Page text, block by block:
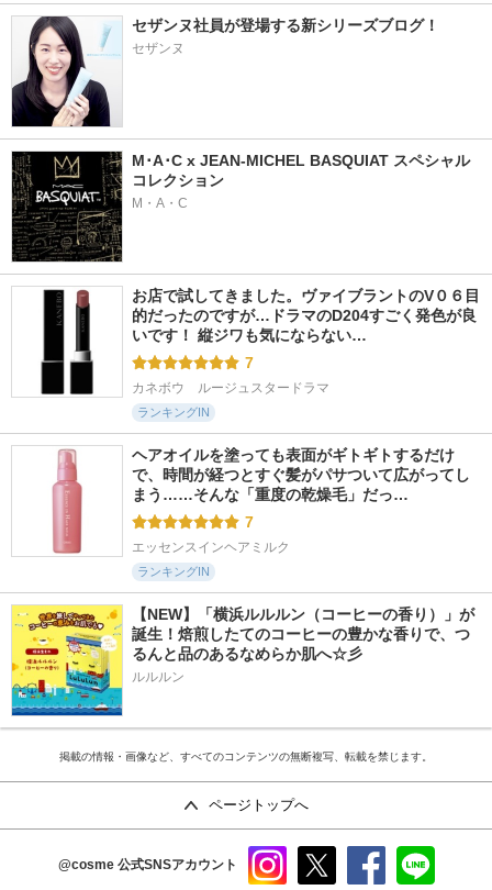
セザンヌ社員が登場する新シリーズブログ！
セザンヌ
M･A･C x JEAN-MICHEL BASQUIAT スペシャル
コレクション
M・A・C
お店で試してきました。ヴァイブラントのV０６目
的だったのですが…ドラマのD204すごく発色が良
いです！ 縦ジワも気にならない…
7
カネボウ　ルージュスタードラマ
ランキングIN
ヘアオイルを塗っても表面がギトギトするだけ
で、時間が経つとすぐ髪がパサついて広がってし
まう……そんな「重度の乾燥毛」だっ…
7
エッセンスインヘアミルク
ランキングIN
【NEW】「横浜ルルルン（コーヒーの香り）」が
誕生！焙煎したてのコーヒーの豊かな香りで、つ
るんと品のあるなめらか肌へ☆彡
ルルルン
掲載の情報・画像など、すべてのコンテンツの無断複写、転載を禁じます。
ページトップへ
@cosme 公式SNSアカウント